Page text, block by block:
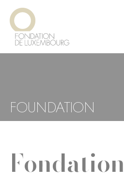
Direkt
zum
Inhalt
FOUNDATION
Cookie-Einstellungen